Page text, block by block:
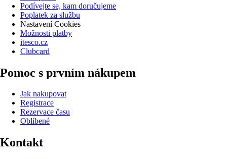
Podívejte se, kam doručujeme
Poplatek za službu
Nastavení Cookies
Možnosti platby
itesco.cz
Clubcard
Pomoc s prvním nákupem
Jak nakupovat
Registrace
Rezervace času
Oblíbené
Kontakt